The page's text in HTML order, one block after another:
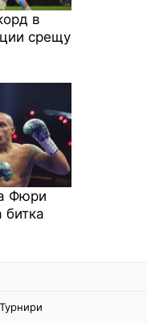
в
срещу
Фюри
битка
Турнири